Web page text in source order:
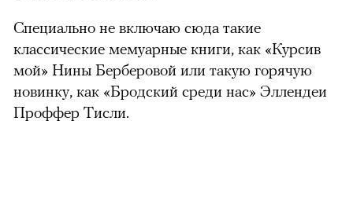
Специально не включаю сюда такие
классические мемуарные книги, как «Курсив
мой» Нины Берберовой или такую горячую
новинку, как «Бродский среди нас» Эллендеи
Проффер Тисли.